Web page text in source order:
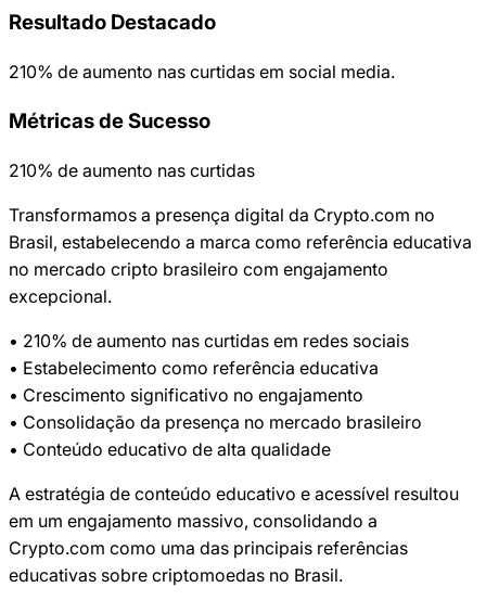
Resultado Destacado
210% de aumento nas curtidas em social media.
Métricas de Sucesso
210% de aumento nas curtidas
Transformamos a presença digital da Crypto.com no
Brasil, estabelecendo a marca como referência educativa
no mercado cripto brasileiro com engajamento
excepcional.
• 210% de aumento nas curtidas em redes sociais
• Estabelecimento como referência educativa
• Crescimento significativo no engajamento
• Consolidação da presença no mercado brasileiro
• Conteúdo educativo de alta qualidade
A estratégia de conteúdo educativo e acessível resultou
em um engajamento massivo, consolidando a
Crypto.com como uma das principais referências
educativas sobre criptomoedas no Brasil.